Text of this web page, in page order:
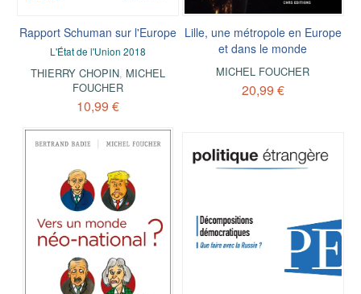
Rapport Schuman sur l'Europe
L'État de l'Union 2018
THIERRY CHOPIN, MICHEL
FOUCHER
10,99 €
Lille, une métropole en Europe
et dans le monde
MICHEL FOUCHER
20,99 €